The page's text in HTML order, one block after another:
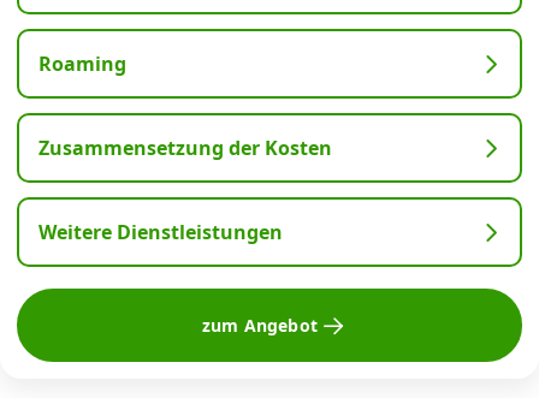
Roaming
Zusammensetzung der Kosten
Weitere Dienstleistungen
zum Angebot